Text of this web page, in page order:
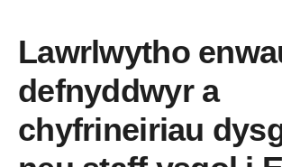
Lawrlwytho
defnyddwyr a
chyfrineiriau